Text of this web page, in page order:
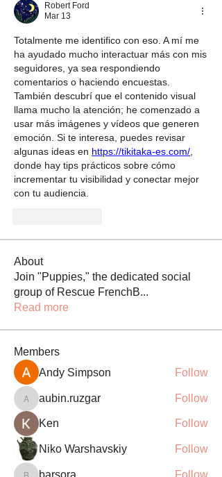
Robert Ford
Mar 13
Totalmente me identifico con eso. A mí me
ha ayudado mucho interactuar más con mis
seguidores, ya sea respondiendo
comentarios o haciendo encuestas.
También descubrí que el contenido visual
llama mucho la atención; he comenzado a
usar más imágenes y vídeos que generen
emoción. Si te interesa, puedes revisar
algunas ideas en https://tikitaka-es.com/
donde hay tips prácticos sobre cómo
incrementar tu visibilidad y conectar mejor
con tu audiencia.
About
Join "Puppies," the dedicated social
group of Rescue FrenchB...
Read more
Members
Andy Simpson
Follow
aubin.ruzgar
aubin.ruzgar Follow
Ken Follow
Niko Warshavskiy Follow
barsora
Follow